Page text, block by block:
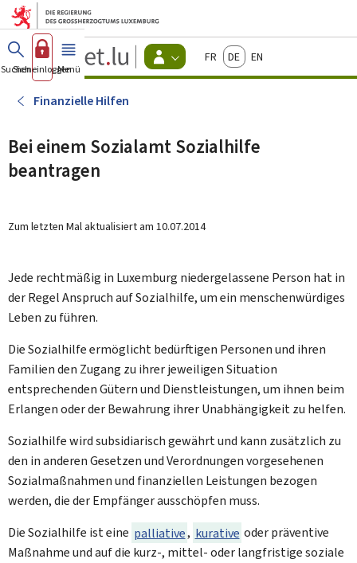
Zum Hauptmenü
Zum Inhalt
Guichet.lu
Changer
d'espace
actif
FrançaisDeutschEnglish
Suchen
Sich einloggen
Menü Haupt-
Finanzielle Hilfen
Bei einem Sozialamt Sozialhilfe
beantragen
Zum letzten Mal aktualisiert am 10.07.2014
Jede rechtmäßig in Luxemburg niedergelassene Person hat in
der Regel Anspruch auf Sozialhilfe, um ein menschenwürdiges
Leben zu führen.
Die Sozialhilfe ermöglicht bedürftigen Personen und ihren
Familien den Zugang zu ihrer jeweiligen Situation
entsprechenden Gütern und Dienstleistungen, um ihnen beim
Erlangen oder der Bewahrung ihrer Unabhängigkeit zu helfen.
Sozialhilfe wird subsidiarisch gewährt und kann zusätzlich zu
den in anderen Gesetzen und Verordnungen vorgesehenen
Sozialmaßnahmen und finanziellen Leistungen bezogen
werden, die der Empfänger ausschöpfen muss.
Die Sozialhilfe ist eine palliative, kurative oder präventive
Maßnahme und auf die kurz-, mittel- oder langfristige soziale